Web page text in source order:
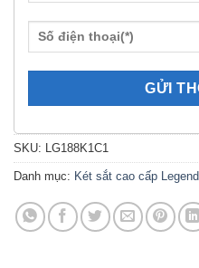
SKU: LG188K1C1
Danh mục: Két sắt cao cấp Legend